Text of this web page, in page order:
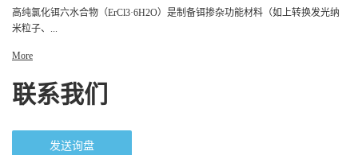
高纯氯化铒六水合物（ErCl3·6H2O）是制备铒掺杂功能材料（如上转换发光纳
米粒子、...
More
联系我们
发送询盘